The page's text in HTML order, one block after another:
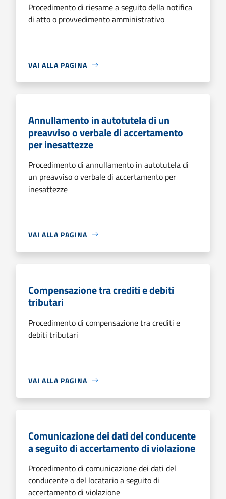
Procedimento di riesame a seguito della notifica
di atto o provvedimento amministrativo
VAI ALLA PAGINA
Annullamento in autotutela di un
preavviso o verbale di accertamento
per inesattezze
Procedimento di annullamento in autotutela di
un preavviso o verbale di accertamento per
inesattezze
VAI ALLA PAGINA
Compensazione tra crediti e debiti
tributari
Procedimento di compensazione tra crediti e
debiti tributari
VAI ALLA PAGINA
Comunicazione dei dati del conducente
a seguito di accertamento di violazione
Procedimento di comunicazione dei dati del
conducente o del locatario a seguito di
accertamento di violazione